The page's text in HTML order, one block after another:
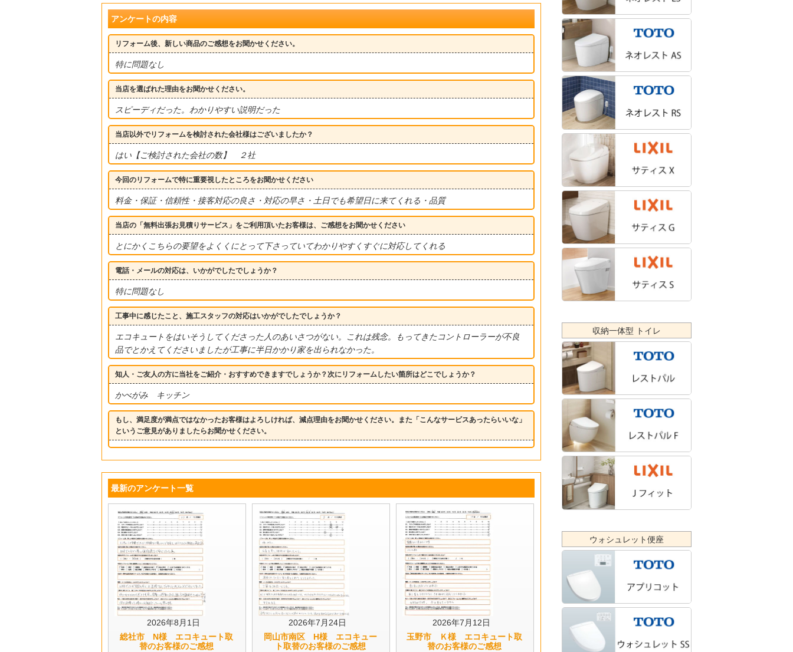
アンケートの内容
リフォーム後、新しい商品のご感想をお聞かせください。
特に問題なし
当店を選ばれた理由をお聞かせください。
スピーディだった。わかりやすい説明だった
当店以外でリフォームを検討された会社様はございましたか？
はい【ご検討された会社の数】 ２社
今回のリフォームで特に重要視したところをお聞かせください
料金・保証・信頼性・接客対応の良さ・対応の早さ・土日でも希望日に来てくれる・品質
当店の「無料出張お見積りサービス」をご利用頂いたお客様は、ご感想をお聞かせください
とにかくこちらの要望をよくくにとって下さっていてわかりやすくすぐに対応してくれる
電話・メールの対応は、いかがでしたでしょうか？
特に問題なし
工事中に感じたこと、施工スタッフの対応はいかがでしたでしょうか？
エコキュートをはいそうしてくださった人のあいさつがない。これは残念。もってきたコントローラーが不良
品でとかえてくださいましたが工事に半日かかり家を出られなかった。
知人・ご友人の方に当社をご紹介・おすすめできますでしょうか？次にリフォームしたい箇所はどこでしょうか？
かべがみ キッチン
もし、満足度が満点ではなかったお客様はよろしければ、減点理由をお聞かせください。また「こんなサービスあったらいいな」
というご意見がありましたらお聞かせください。
最新のアンケート一覧
2026年8月1日
総社市 N様 エコキュート取
替のお客様のご感想
2026年7月24日
岡山市南区 H様 エコキュー
ト取替のお客様のご感想
2026年7月12日
玉野市 Ｋ様 エコキュート取
替のお客様のご感想
収納一体型 トイレ
ウォシュレット便座